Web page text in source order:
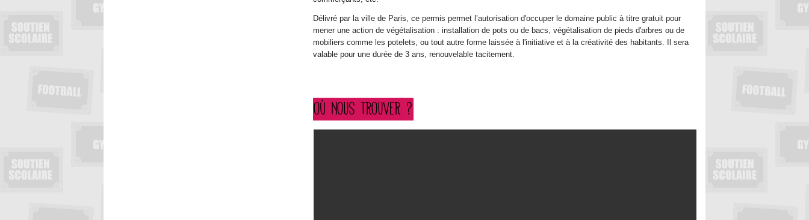
Délivré par la ville de Paris, ce permis permet l’autorisation d'occuper le domaine public à titre gratuit pour
mener une action de végétalisation : installation de pots ou de bacs, végétalisation de pieds d'arbres ou de
mobiliers comme les potelets, ou tout autre forme laissée à l'initiative et à la créativité des habitants. Il sera
valable pour une durée de 3 ans, renouvelable tacitement.
OÙ NOUS TROUVER ?